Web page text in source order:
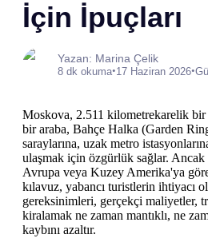
İçin İpuçları
Yazan: Marina Çelik
8 dk okuma•17 Haziran 2026•
Moskova, 2.511 kilometrekarelik bir
bir araba, Bahçe Halka (Garden
saraylarına, uzak metro
ulaşmak için özgürlük sağlar. Ancak
Avrupa veya Kuzey Amerika'ya
kılavuz, yabancı turistlerin ihtiyacı
gereksinimleri, gerçekçi maliyetler,
kiralamak ne zaman mantıklı, ne
kaybını azaltır.